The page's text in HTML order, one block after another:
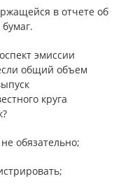
в отчете об
эмиссии
общий объем
круга
обязательно;